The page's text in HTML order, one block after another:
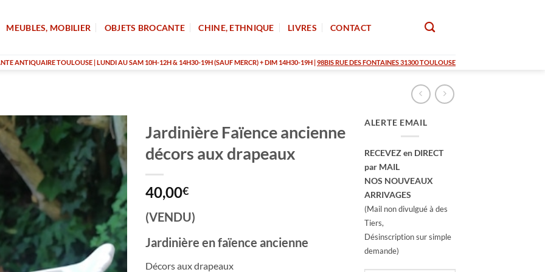
MEUBLES, MOBILIER OBJETS BROCANTE CHINE, ETHNIQUE LIVRES CONTACT
ANTIQUAIRE TOULOUSE | LUNDI AU SAM 10H-12H & 14H30-19H (SAUF MERCR) + DIM 14H30-19H |98BIS RUE DES FONTAINES 31300 TOULOUSE
Jardinière Faïence ancienne
décors aux drapeaux
40,00€
(VENDU)
Jardinière en faïence ancienne
Décors aux drapeaux
ALERTE EMAIL
RECEVEZ en DIRECT
par MAIL
NOS NOUVEAUX
ARRIVAGES
(Mail non divulgué à des
Tiers,
Désinscription sur simple
demande)